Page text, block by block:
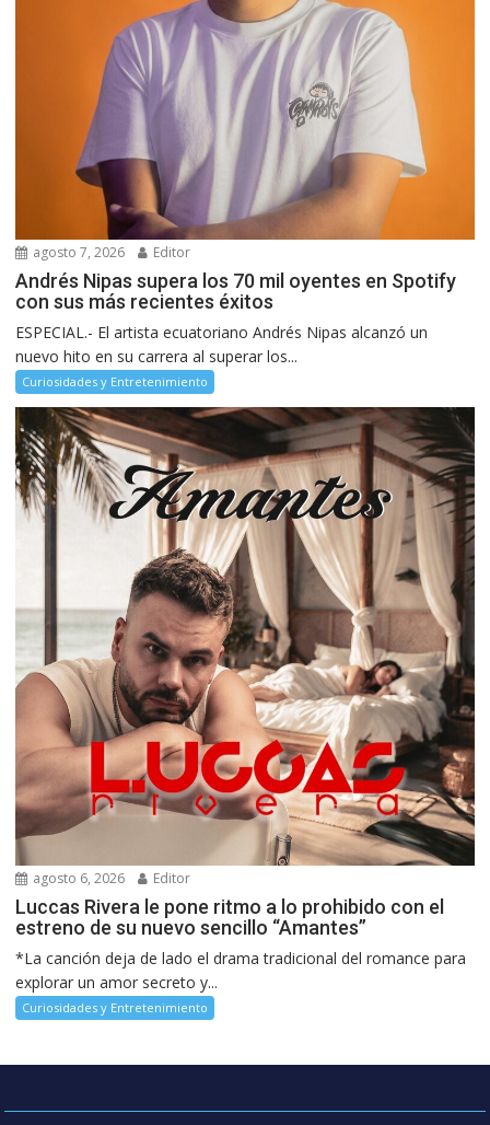
agosto 7, 2026 Editor
Andrés Nipas supera los 70 mil oyentes en Spotify
con sus más recientes éxitos
ESPECIAL.- El artista ecuatoriano Andrés Nipas alcanzó un
nuevo hito en su carrera al superar los...
Curiosidades y Entretenimiento
agosto 6, 2026 Editor
Luccas Rivera le pone ritmo a lo prohibido con el
estreno de su nuevo sencillo “Amantes”
*La canción deja de lado el drama tradicional del romance para
explorar un amor secreto y...
Curiosidades y Entretenimiento